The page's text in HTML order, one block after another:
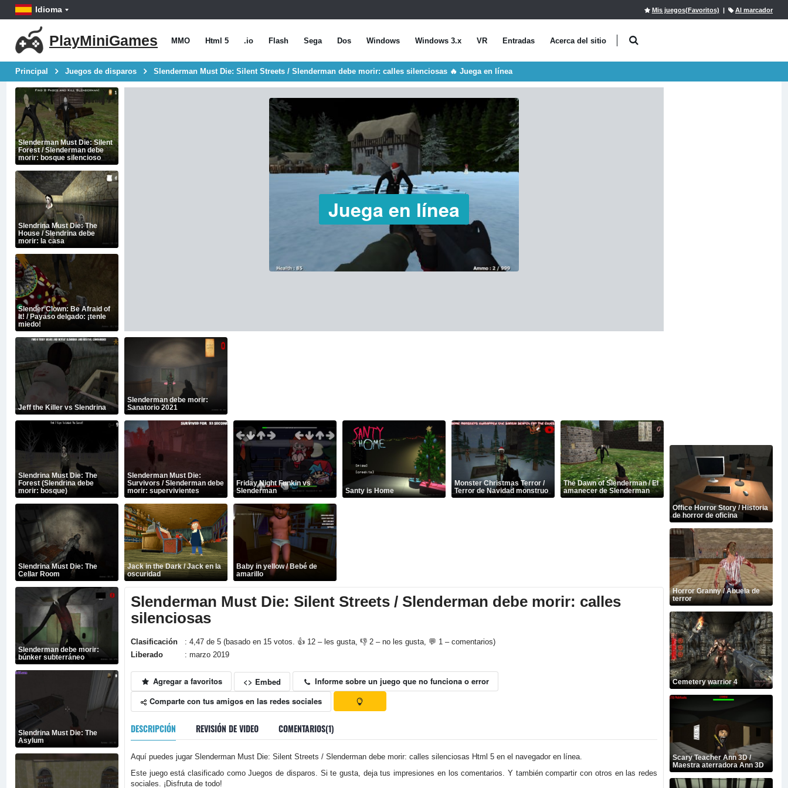
Idioma Mis juegos(Favoritos) | Al marcador
PlayMiniGames MMO Html 5 .io Flash Sega Dos Windows Windows 3.x VR Entradas Acerca del sitio
Principal Juegos de disparos Slenderman Must Die: Silent Streets / Slenderman debe morir: calles silenciosas 🔥 Juega en línea
Slenderman Must Die: Silent
Forest / Slenderman debe
morir: bosque silencioso
Slendrina Must Die: The
House / Slendrina debe
morir: la casa
Slender Clown: Be Afraid of
It! / Payaso delgado: ¡tenle
miedo!
Jeff the Killer vs Slendrina
Slendrina Must Die: The
Forest (Slendrina debe
morir: bosque)
Slendrina Must Die: The
Cellar Room
Slenderman debe morir:
búnker subterráneo
Slendrina Must Die: The
Asylum
Juega en línea
Slenderman debe morir:
Sanatorio 2021
Slenderman Must Die:
Survivors / Slenderman debe
morir: supervivientes
Friday Night Funkin vs
Slenderman
Santy is Home
Monster Christmas Terror /
Terror de Navidad monstruo
The Dawn of Slenderman / El
amanecer de Slenderman
Jack in the Dark / Jack en la
oscuridad
Baby in yellow / Bebé de
amarillo
Slenderman Must Die: Silent Streets / Slenderman debe morir: calles
silenciosas
Clasificación
: 4,47 de 5 (basado en 15 votos. 👍 12 – les gusta, 👎 2 – no les gusta, 💬 1 – comentarios)
Liberado
: marzo 2019
Agregar a favoritos <> Embed
Informe sobre un juego que no funciona o error
Comparte con tus amigos en las redes sociales
DESCRIPCIÓN REVISIÓN DE VIDEO COMENTARIOS(1)
Aquí puedes jugar Slenderman Must Die: Silent Streets / Slenderman debe morir: calles silenciosas Html 5 en el navegador en línea.
Este juego está clasificado como Juegos de disparos. Si te gusta, deja tus impresiones en los comentarios. Y también compartir con otros en las redes
sociales. ¡Disfruta de todo!
Office Horror Story / Historia
de horror de oficina
Horror Granny / Abuela de
terror
Cemetery warrior 4
Scary Teacher Ann 3D /
Maestra aterradora Ann 3D